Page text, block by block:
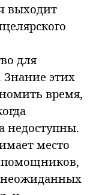
выходит
для
этих
время,
недоступны.
место